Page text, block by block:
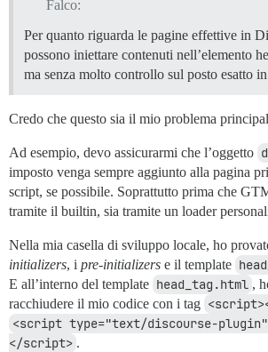
Falco:
Per quanto riguarda le pagine effettive in
possono iniettare contenuti nell’elemento
ma senza molto controllo sul posto esatto
Credo che questo sia il mio problema
Ad esempio, devo assicurarmi che l’oggetto
imposto venga sempre aggiunto alla pagina
script, se possibile. Soprattutto prima che
tramite il builtin, sia tramite un loader
Nella mia casella di sviluppo locale, ho
initializers, i pre-initializers e il template
E all’interno del template head_tag.html ,
racchiudere il mio codice con i tag
<script type="text/discourse-
</script> .